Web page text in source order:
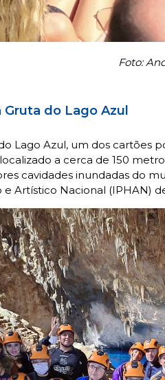
Foto:
Gruta do Lago Azul
Lago Azul, um dos cartões
a cerca de 150
cavidades inundadas do
e Artístico Nacional (IPHAN)